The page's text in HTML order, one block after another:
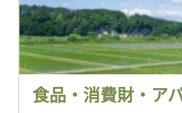
食品・消費財・ア